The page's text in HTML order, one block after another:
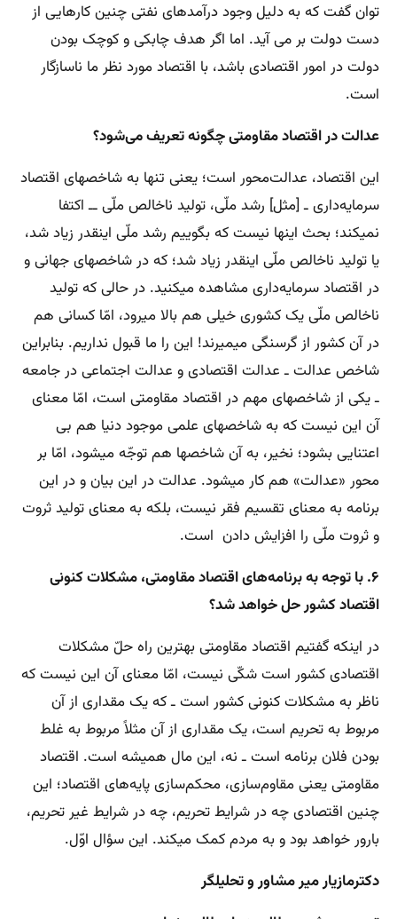
توان گفت که به دلیل وجود درآمدهای نفتی چنین کارهایی از
دست دولت بر می آید. اما اگر هدف چابکی و کوچک بودن
دولت در امور اقتصادی باشد، با اقتصاد مورد نظر ما ناسازگار
است.
عدالت در اقتصاد مقاومتی چگونه تعریف می‌شود؟
این اقتصاد، عدالت‌محور است؛ یعنی تنها به شاخصهای اقتصاد
سرمایه‌داری ـ [مثل] رشد ملّی، تولید ناخالص ملّی ــ اکتفا
نمیکند؛ بحث اینها نیست که بگوییم رشد ملّی اینقدر زیاد شد،
یا تولید ناخالص ملّی اینقدر زیاد شد؛ که در شاخصهای جهانی و
در اقتصاد سرمایه‌داری مشاهده میکنید. در حالی که تولید
ناخالص ملّی یک کشوری خیلی هم بالا میرود، امّا کسانی هم
در آن کشور از گرسنگی میمیرند! این را ما قبول نداریم. بنابراین
شاخص عدالت ـ عدالت اقتصادی و عدالت اجتماعی در جامعه
ـ یکی از شاخصهای مهم در اقتصاد مقاومتی است، امّا معنای
آن این نیست که به شاخصهای علمی موجود دنیا هم بی
اعتنایی بشود؛ نخیر، به آن شاخصها هم توجّه میشود، امّا بر
محور «عدالت» هم کار میشود. عدالت در این بیان و در این
برنامه به معنای تقسیم فقر نیست، بلکه به معنای تولید ثروت
و ثروت ملّی را افزایش دادن است.
۶. با توجه به برنامه‌های اقتصاد مقاومتی، مشکلات کنونی
اقتصاد کشور حل خواهد شد؟
در اینکه گفتیم اقتصاد مقاومتی بهترین راه حلّ مشکلات
اقتصادی کشور است شکّی نیست، امّا معنای آن این نیست که
ناظر به مشکلات کنونی کشور است ـ که یک مقداری از آن
مربوط به تحریم است، یک مقداری از آن مثلاً مربوط به غلط
بودن فلان برنامه است ـ نه، این مال همیشه است. اقتصاد
مقاومتی یعنی مقاوم‌سازی، محکم‌سازی پایه‌های اقتصاد؛ این
چنین اقتصادی چه در شرایط تحریم، چه در شرایط غیر تحریم،
بارور خواهد بود و به مردم کمک میکند. این سؤال اوّل.
دکترمازیار میر مشاور و تحلیلگر